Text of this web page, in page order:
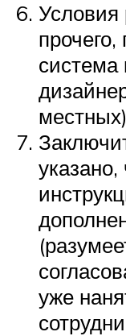
Условия
система
уже